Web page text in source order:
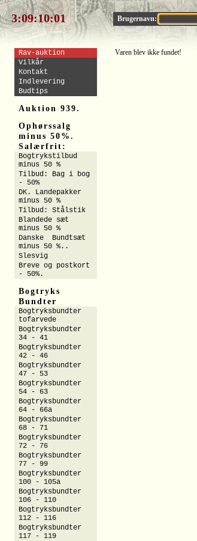
3:09:10:01 Brugernavn:
Varen blev ikke fundet!
Rav-auktion
Vilkår
Kontakt
Indlevering
Budtips
Auktion 939.
Ophørssalg
minus 50%.
Salærfrit:
Bogtrykstilbud
minus 50 %
Tilbud: Bag i bog
- 50%
DK. Landepakker
minus 50 %
Tilbud: Stålstik
Blandede sæt
minus 50 %
Danske Bundtsæt
minus 50 %..
Slesvig
Breve og postkort
- 50%.
Bogtryks
Bundter
Bogtryksbundter
tofarvede
Bogtryksbundter
34 - 41
Bogtryksbundter
42 - 46
Bogtryksbundter
47 - 53
Bogtryksbundter
54 - 63
Bogtryksbundter
64 - 66a
Bogtryksbundter
68 - 71
Bogtryksbundter
72 - 76
Bogtryksbundter
77 - 99
Bogtryksbundter
100 - 105a
Bogtryksbundter
106 - 110
Bogtryksbundter
112 - 116
Bogtryksbundter
117 - 119